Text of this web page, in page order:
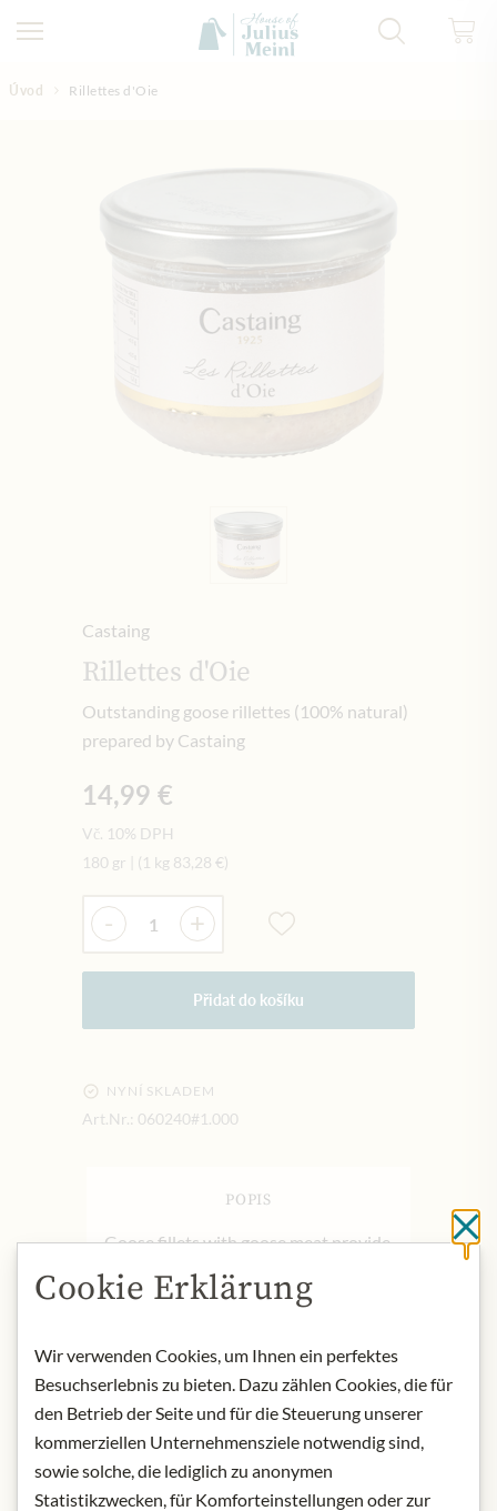
Úvod Rillettes d'Oie
Castaing
Rillettes d'Oie
Outstanding goose rillettes (100% natural)
prepared by Castaing
14,99 €
Vč. 10% DPH
180 gr
(1 kg 83,28 €)
Množství
- +
Přidat do košíku
NYNÍ SKLADEM
Art.Nr.: 060240#1.000
POPIS
Goose fillets with goose meat provide
a first class first class treat for the
palate.
goose meat.
Origin: France
Storage: After opening, keep in the
refrigerator
Contact: Castaing, Avenue de
Cookie Erklärung
Wir verwenden Cookies, um Ihnen ein perfektes
Besuchserlebnis zu bieten. Dazu zählen Cookies, die für
den Betrieb der Seite und für die Steuerung unserer
kommerziellen Unternehmensziele notwendig sind,
sowie solche, die lediglich zu anonymen
Statistikzwecken, für Komforteinstellungen oder zur